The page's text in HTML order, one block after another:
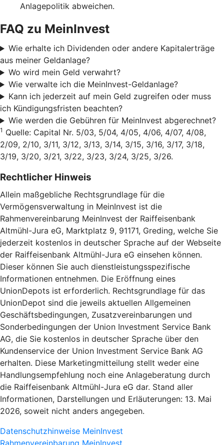
Anlagepolitik abweichen.
FAQ zu MeinInvest
Wie erhalte ich Dividenden oder andere Kapitalerträge
aus meiner Geldanlage?
Wo wird mein Geld verwahrt?
Wie verwalte ich die MeinInvest-Geldanlage?
Kann ich jederzeit auf mein Geld zugreifen oder muss
ich Kündigungsfristen beachten?
Wie werden die Gebühren für MeinInvest abgerechnet?
1 Quelle: Capital Nr. 5/03, 5/04, 4/05, 4/06, 4/07, 4/08,
2/09, 2/10, 3/11, 3/12, 3/13, 3/14, 3/15, 3/16, 3/17, 3/18,
3/19, 3/20, 3/21, 3/22, 3/23, 3/24, 3/25, 3/26.
Rechtlicher Hinweis
Allein maßgebliche Rechtsgrundlage für die
Vermögensverwaltung in MeinInvest ist die
Rahmenvereinbarung MeinInvest der Raiffeisenbank
Altmühl-Jura eG, Marktplatz 9, 91171, Greding, welche Sie
jederzeit kostenlos in deutscher Sprache auf der Webseite
der Raiffeisenbank Altmühl-Jura eG einsehen können.
Dieser können Sie auch dienstleistungsspezifische
Informationen entnehmen. Die Eröffnung eines
UnionDepots ist erforderlich. Rechtsgrundlage für das
UnionDepot sind die jeweils aktuellen Allgemeinen
Geschäftsbedingungen, Zusatzvereinbarungen und
Sonderbedingungen der Union Investment Service Bank
AG, die Sie kostenlos in deutscher Sprache über den
Kundenservice der Union Investment Service Bank AG
erhalten. Diese Marketingmitteilung stellt weder eine
Handlungsempfehlung noch eine Anlageberatung durch
die Raiffeisenbank Altmühl-Jura eG dar. Stand aller
Informationen, Darstellungen und Erläuterungen: 13. Mai
2026, soweit nicht anders angegeben.
Datenschutzhinweise MeinInvest